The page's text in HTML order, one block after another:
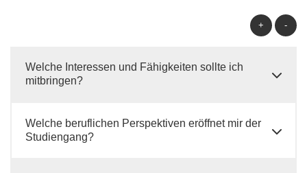
+ -
Welche Interessen und Fähigkeiten sollte ich
mitbringen?
Welche beruflichen Perspektiven eröffnet mir der
Studiengang?